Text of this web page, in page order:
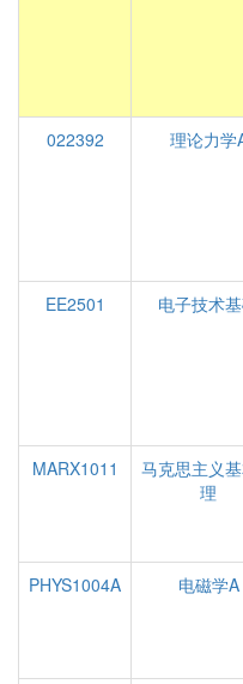
022392
理论力学
EE2501
电子技术
MARX1011
马克思主义
理
PHYS1004A
电磁学A